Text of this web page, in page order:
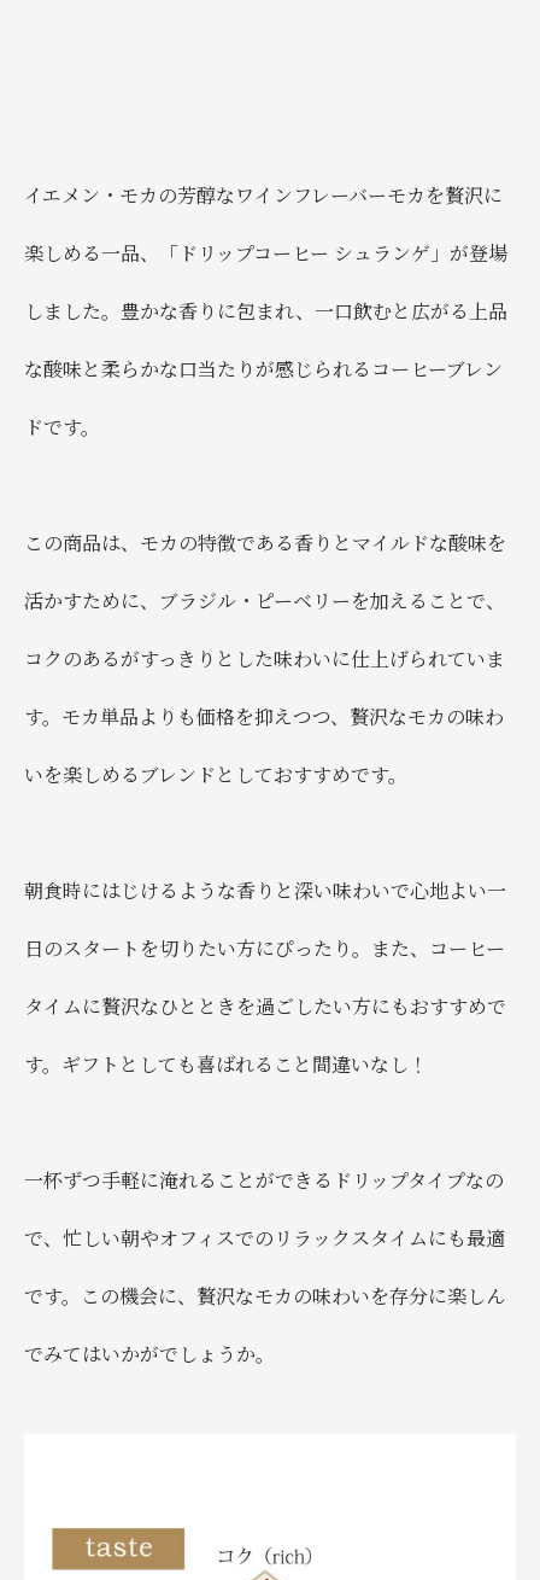
イエメン・モカの芳醇なワインフレーバーモカを贅沢に
楽しめる一品、「ドリップコーヒー シュランゲ」が登場
しました。豊かな香りに包まれ、一口飲むと広がる上品
な酸味と柔らかな口当たりが感じられるコーヒーブレン
ドです。
この商品は、モカの特徴である香りとマイルドな酸味を
活かすために、ブラジル・ピーベリーを加えることで、
コクのあるがすっきりとした味わいに仕上げられていま
す。モカ単品よりも価格を抑えつつ、贅沢なモカの味わ
いを楽しめるブレンドとしておすすめです。
朝食時にはじけるような香りと深い味わいで心地よい一
日のスタートを切りたい方にぴったり。また、コーヒー
タイムに贅沢なひとときを過ごしたい方にもおすすめで
す。ギフトとしても喜ばれること間違いなし！
一杯ずつ手軽に淹れることができるドリップタイプなの
で、忙しい朝やオフィスでのリラックスタイムにも最適
です。この機会に、贅沢なモカの味わいを存分に楽しん
でみてはいかがでしょうか。